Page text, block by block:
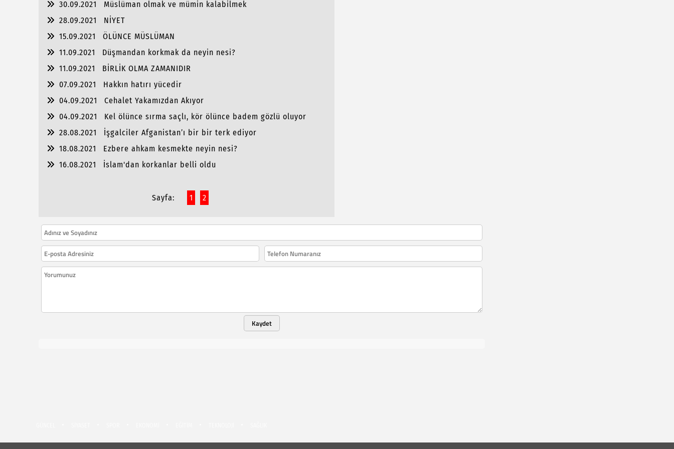
30.09.2021
Müslüman olmak ve mümin kalabilmek
28.09.2021
NİYET
15.09.2021
ÖLÜNCE MÜSLÜMAN
11.09.2021
Düşmandan korkmak da neyin nesi?
11.09.2021
BİRLİK OLMA ZAMANIDIR
07.09.2021
Hakkın hatırı yücedir
04.09.2021
Cehalet Yakamızdan Akıyor
04.09.2021
Kel ölünce sırma saçlı, kör ölünce badem gözlü oluyor
28.08.2021
İşgalciler Afganistan’ı bir bir terk ediyor
18.08.2021
Ezbere ahkam kesmekte neyin nesi?
16.08.2021
İslam'dan korkanlar belli oldu
Sayfa: 1 2
Kaydet